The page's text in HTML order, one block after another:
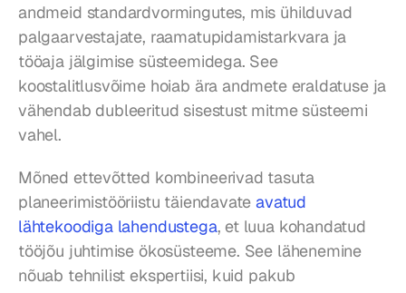
andmeid standardvormingutes, mis ühilduvad
palgaarvestajate, raamatupidamistarkvara ja
tööaja jälgimise süsteemidega. See
koostalitlusvõime hoiab ära andmete eraldatuse ja
vähendab dubleeritud sisestust mitme süsteemi
vahel.
Mõned ettevõtted kombineerivad tasuta
planeerimistööriistu täiendavate avatud
lähtekoodiga lahendustega, et luua kohandatud
tööjõu juhtimise ökosüsteeme. See lähenemine
nõuab tehnilist ekspertiisi, kuid pakub